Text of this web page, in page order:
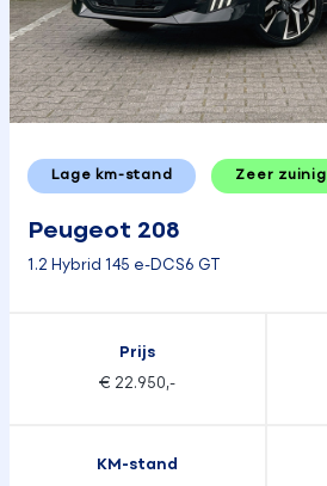
Lage km-stand Zeer zuinig
Peugeot 208
1.2 Hybrid 145 e-DCS6 GT
Prijs
€ 22.950,-
KM-stand